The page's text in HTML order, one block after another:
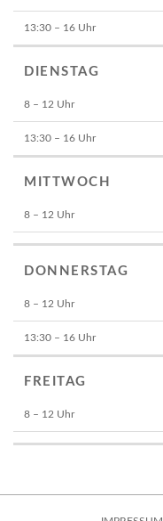
13:30 – 16 Uhr
DIENSTAG
8 – 12 Uhr
13:30 – 16 Uhr
MITTWOCH
8 – 12 Uhr
DONNERSTAG
8 – 12 Uhr
13:30 – 16 Uhr
FREITAG
8 – 12 Uhr